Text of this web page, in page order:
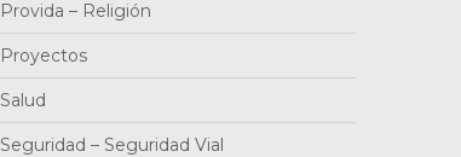
Provida – Religión
Proyectos
Salud
Seguridad – Seguridad Vial